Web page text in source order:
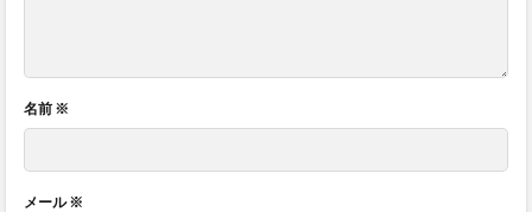
名前 ※
メール※